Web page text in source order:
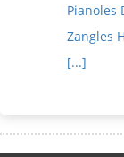
Pianoles
Zangles
[...]